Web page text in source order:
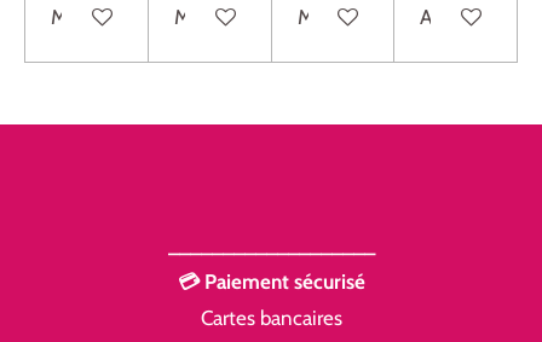
M'avertir si disponibleM'avertir si disponibleM'avertir si disponible
Ajouter au
💳 Paiement sécurisé
Cartes bancaires